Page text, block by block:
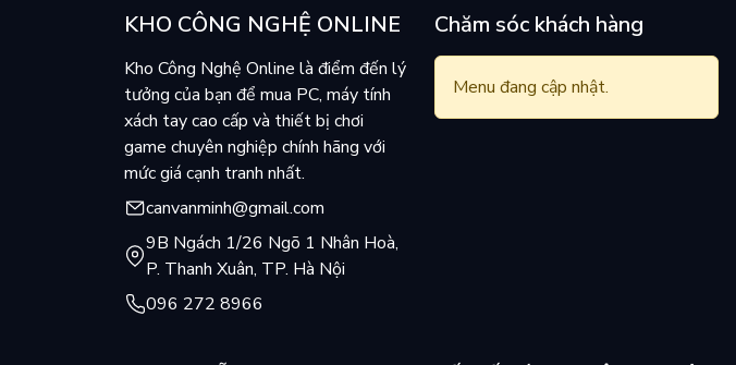
KHO CÔNG NGHỆ ONLINE
Kho Công Nghệ Online là điểm đến lý
tưởng của bạn để mua PC, máy tính
xách tay cao cấp và thiết bị chơi
game chuyên nghiệp chính hãng với
mức giá cạnh tranh nhất.
canvanminh@gmail.com
9B Ngách 1/26 Ngõ 1 Nhân Hoà,
P. Thanh Xuân, TP. Hà Nội
096 272 8966
Chăm sóc khách hàng
Menu đang cập nhật.